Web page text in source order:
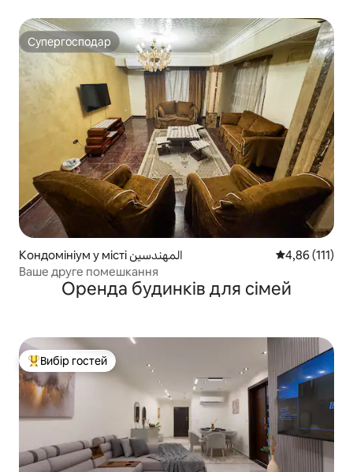
Супергосподар
Супергосподар
Кондомініум у місті المهندسين Середня
4,86 (111)
Ваше друге помешкання
Оренда будинків для сімей
Топ вибір гостей
Вибір гостей